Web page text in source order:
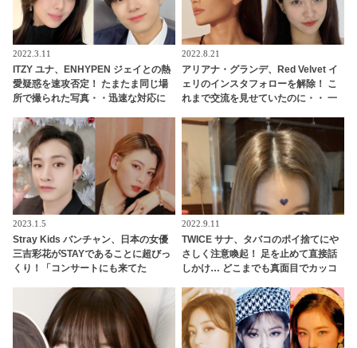
2022.3.11
ITZY ユナ、ENHYPEN ジェイとの熱
愛疑惑を速攻否定！ たまたま同じ場
所で撮られた写真・・迅速な対応に
2022.8.21
アリアナ・グランデ、Red Velvet イ
ェリのインスタフォローを解除！ こ
れまで交流を見せていたのに・・ 一
2023.1.5
Stray Kids バンチャン、日本の女優
三吉彩花がSTAYであることに超びっ
くり！「コンサートにも来てた
ジを送る… 照れくさそうに喜びを噛
みしめる様子がかわいすぎるとファ
ンほっこり
2022.9.11
TWICE サナ、タバコのポイ捨てにや
さしく注意喚起！ 足を止めて直接話
しかけ… どこまでも真面目でカッコ